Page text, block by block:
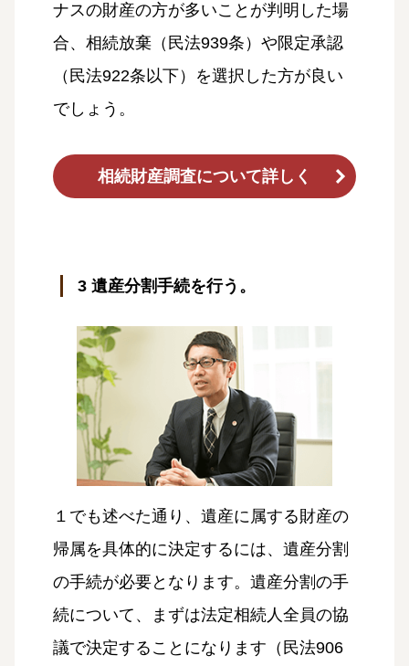
ナスの財産の方が多いことが判明した場
合、相続放棄（民法939条）や限定承認
（民法922条以下）を選択した方が良い
でしょう。
相続財産調査について詳しく
3 遺産分割手続を行う。
１でも述べた通り、遺産に属する財産の
帰属を具体的に決定するには、遺産分割
の手続が必要となります。遺産分割の手
続について、まずは法定相続人全員の協
議で決定することになります（民法906